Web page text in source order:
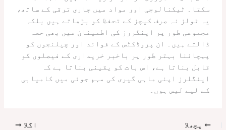
سکتا۔ ٹیکنالوجی اور مواد میں جاری ترقی کے ساتھ،
یہ ٹولز نہ صرف کیچز کے تحفظ کو بڑھاتے ہیں بلکہ
مجموعی طور پر اینگررز کی اطمینان میں بھی حصہ
ڈالتے ہیں۔ ان پروڈکٹس کے فوائد اور چیلنجوں کو
پہچاننا بہتر طور پر باخبر خریداری کے فیصلوں کو
قابل بناتا ہے، اس بات کو یقینی بناتا ہے کہ
اینگلرز اپنی ماہی گیری کی مہم جوئی میں کامیابی
کے لیے لیس ہوں۔
پچھلا اگلا